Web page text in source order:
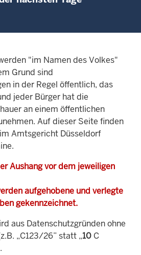
"im Namen des Volkes"
Grund sind
in der Regel öffentlich, das
jeder Bürger hat die
an einem öffentlichen
Auf dieser Seite finden
Amtsgericht Düsseldorf
Aushang vor dem jeweiligen
aufgehobene und verlegte
gekennzeichnet.
aus Datenschutzgründen ohne
„C123/26” statt „10 C